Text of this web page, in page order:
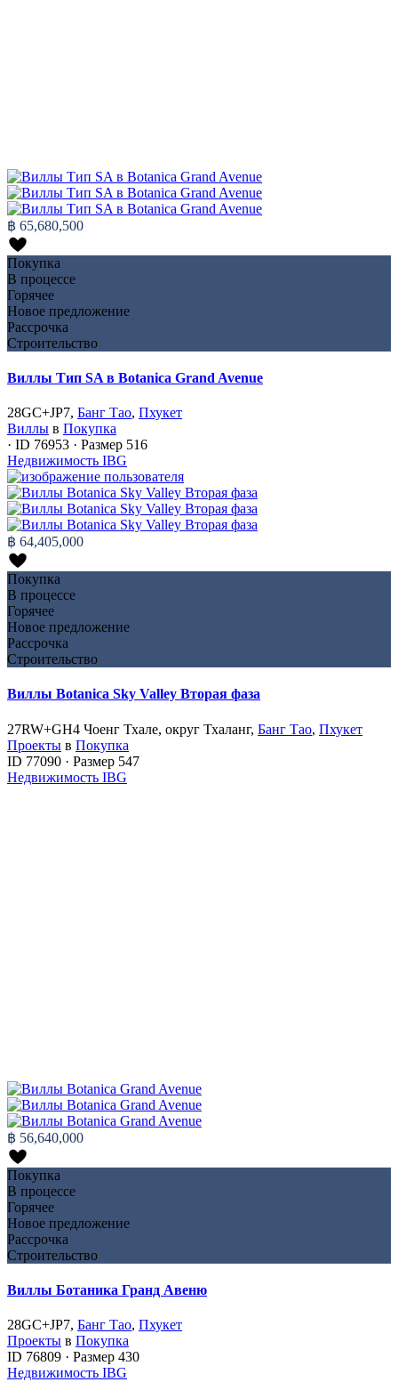
฿ 65,680,500
Покупка
В процессе
Горячее
Новое предложение
Рассрочка
Строительство
Виллы Тип SA в Botanica Grand Avenue
28GC+JP7, Банг Тао, Пхукет
Виллы в Покупка
· ID 76953 · Размер 516
Недвижимость IBG
฿ 64,405,000
Покупка
В процессе
Горячее
Новое предложение
Рассрочка
Строительство
Виллы Botanica Sky Valley Вторая фаза
27RW+GH4 Чоенг Тхале, округ Тхаланг, Банг Тао, Пхукет
Проекты в Покупка
ID 77090 · Размер 547
Недвижимость IBG
฿ 56,640,000
Покупка
В процессе
Горячее
Новое предложение
Рассрочка
Строительство
Виллы Ботаника Гранд Авеню
28GC+JP7, Банг Тао, Пхукет
Проекты в Покупка
ID 76809 · Размер 430
Недвижимость IBG